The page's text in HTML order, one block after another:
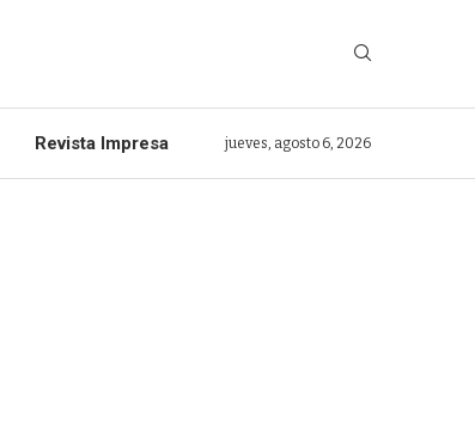
Revista Impresa jueves, agosto 6, 2026